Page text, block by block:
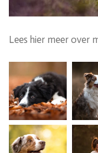
Lees hier meer over